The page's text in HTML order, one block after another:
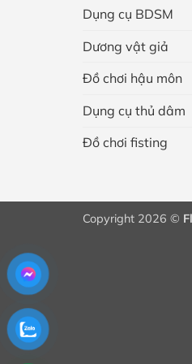
Dụng cụ BDSM
Dương vật giả
Đồ chơi hậu môn
Dụng cụ thủ dâm
Đồ chơi fisting
Copyright 2026 ©